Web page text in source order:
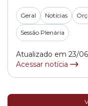
do Executivo prevê
Orçamentárias)
as despesas para o
Geral Notícias
Sessão Plenária
Atualizado em 23/
Acessar notícia